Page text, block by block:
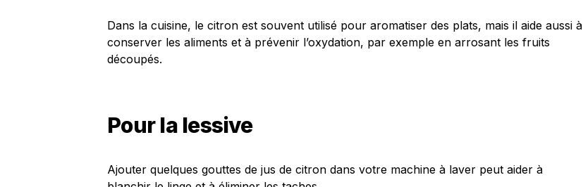
Dans la cuisine, le citron est souvent utilisé pour aromatiser des plats, mais il aide aussi à
conserver les aliments et à prévenir l’oxydation, par exemple en arrosant les fruits
découpés.
Pour la lessive
Ajouter quelques gouttes de jus de citron dans votre machine à laver peut aider à